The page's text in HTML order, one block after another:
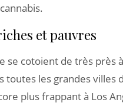
et pauvres
se cotoient de très près
toutes les grandes villes
plus frappant à Los